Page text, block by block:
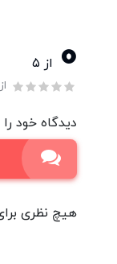
0 از ۵
دیدگاه خود را
هیچ نظری